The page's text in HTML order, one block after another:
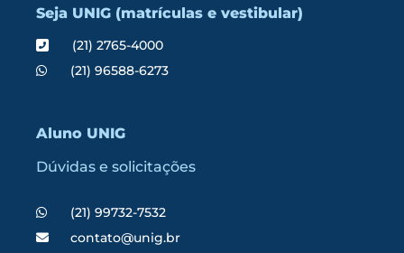
Seja UNIG (matrículas e vestibular)
(21) 2765-4000
(21) 96588-6273
Aluno UNIG
Dúvidas e solicitações
(21) 99732-7532
contato@unig.br